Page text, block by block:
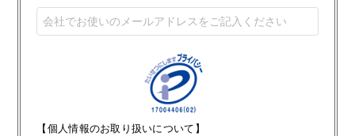
【個人情報のお取り扱いについて】